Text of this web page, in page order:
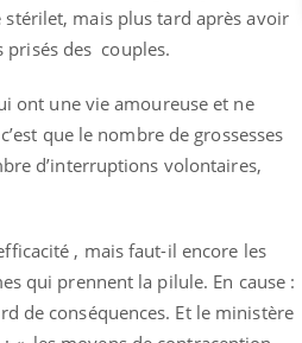
stérilet, mais plus tard après avoir
prisés des couples.
ont une vie amoureuse et ne
que le nombre de grossesses
d’interruptions volontaires,
, mais faut-il encore les
qui prennent la pilule. En cause :
de conséquences. Et le ministère